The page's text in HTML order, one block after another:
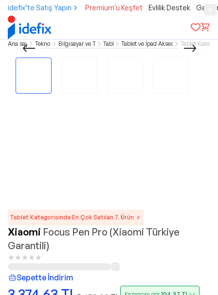
idefix’te Satış Yapın Premium'u Keşfet Evlilik Destek
Ana sayfa Teknoloji Bilgisayar ve TabletTablet Tablet ve İpad Aksesuarları
Tablet
Tablet Kategorisinde En Çok Satılan 7. Ürün
Xiaomi Focus Pen Pro (Xiaomi Türkiye
Garantili)
Sepette İndirim